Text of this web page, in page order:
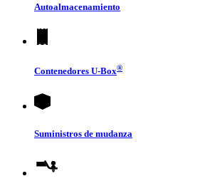
Autoalmacenamiento
Contenedores U-Box®
Suministros de mudanza